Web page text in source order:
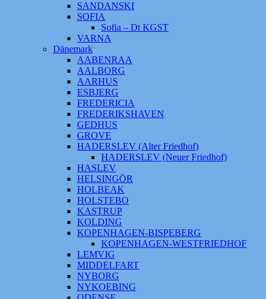
SANDANSKI
SOFIA
Sofia – Dt KGST
VARNA
Dänemark
AABENRAA
AALBORG
AARHUS
ESBJERG
FREDERICIA
FREDERIKSHAVEN
GEDHUS
GROVE
HADERSLEV (Alter Friedhof)
HADERSLEV (Neuer Friedhof)
HASLEV
HELSINGÖR
HOLBEAK
HOLSTEBO
KASTRUP
KOLDING
KOPENHAGEN-BISPEBERG
KOPENHAGEN-WESTFRIEDHOF
LEMVIG
MIDDELFART
NYBORG
NYKOEBING